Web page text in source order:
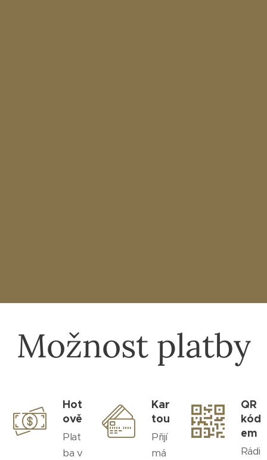
Možnost platby
Hot
ově
Plat
ba v
Kar
tou
Přijí
má
QR
kód
em
Rádi